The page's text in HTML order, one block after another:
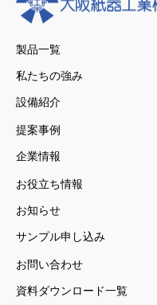
製品一覧
私たちの強み
設備紹介
提案事例
企業情報
お役立ち情報
お知らせ
サンプル申し込み
お問い合わせ
資料ダウンロード一覧